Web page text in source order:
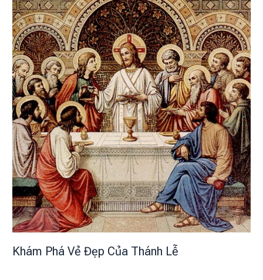
Khám Phá Vẻ Đẹp Của Thánh Lễ